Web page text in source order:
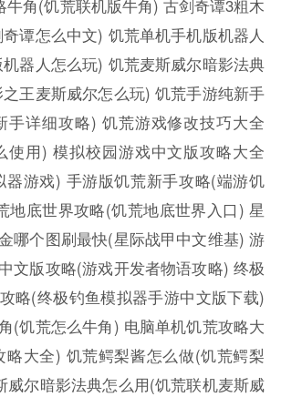
牛角(饥荒联机版牛角) 古剑奇谭3粗木
谭怎么中文) 饥荒单机手机版机器人
器人怎么玩) 饥荒麦斯威尔暗影法典
王麦斯威尔怎么玩) 饥荒手游纯新手
手详细攻略) 饥荒游戏修改技巧大全
使用) 模拟校园游戏中文版攻略大全
器游戏) 手游版饥荒新手攻略(端游饥
地底世界攻略(饥荒地底世界入口) 星
哪个图刷最快(星际战甲中文维基) 游
文版攻略(游戏开发者物语攻略) 终极
略(终极钓鱼模拟器手游中文版下载)
(饥荒怎么牛角) 电脑单机饥荒攻略大
略大全) 饥荒鳄梨酱怎么做(饥荒鳄梨
威尔暗影法典怎么用(饥荒联机麦斯威